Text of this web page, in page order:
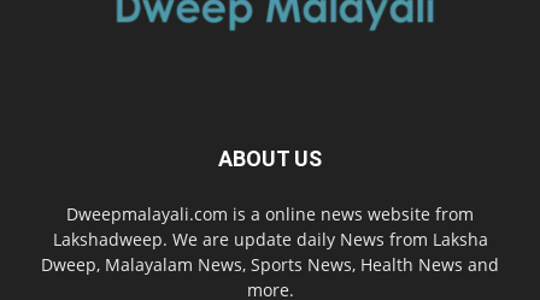
ABOUT US
Dweepmalayali.com is a online news website from
Lakshadweep. We are update daily News from Laksha
Dweep, Malayalam News, Sports News, Health News and
more.